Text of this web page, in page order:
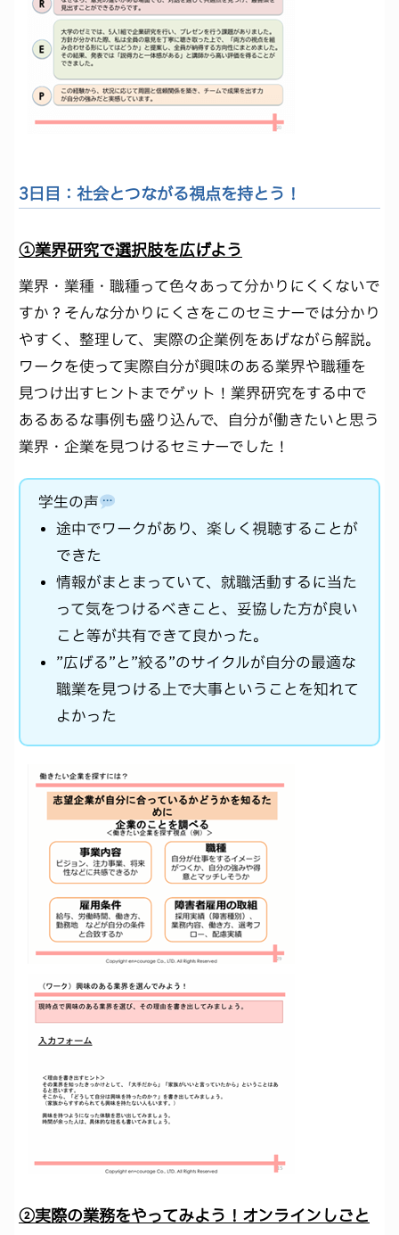
3日目：社会とつながる視点を持とう！
①業界研究で選択肢を広げよう
業界・業種・職種って色々あって分かりにくくないで
すか？そんな分かりにくさをこのセミナーでは分かり
やすく、整理して、実際の企業例をあげながら解説。
ワークを使って実際自分が興味のある業界や職種を
見つけ出すヒントまでゲット！業界研究をする中で
あるあるな事例も盛り込んで、自分が働きたいと思う
業界・企業を見つけるセミナーでした！
学生の声
途中でワークがあり、楽しく視聴することが
できた
情報がまとまっていて、就職活動するに当た
って気をつけるべきこと、妥協した方が良い
こと等が共有できて良かった。
”広げる”と”絞る”のサイクルが自分の最適な
職業を見つける上で大事ということを知れて
よかった
②実際の業務をやってみよう！オンラインしごと